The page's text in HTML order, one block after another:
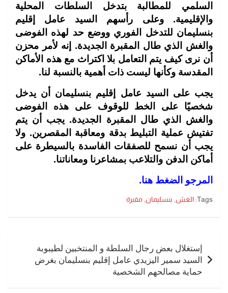
السلمي للمطالبة بتدخل السلطات المحلية
والإقليمية. وعلى رأسهم السيد عامل إقليم
بنسليمان للتدخل الفوري ووضع حد لهذه الفوضى
والغش الذي طال المقبرة الجديدة. إنه لأمر محزن
أن نرى كيف يتم التعامل بلا اكتراث مع هذه الأماكن
المقدسة وكأنها ليست ذات أهمية بالنسبة لنا.
يجب على السيد عامل إقليم بنسليمان أن يدخل
شخصيًا على الخط للوقوف على هذه الفوضى
والغش الذي طال المقبرة الجديدة. يجب أن يتم
تفتيش عملية التبليط بدقة ومعاقبة المقصرين. ولا
يجب أن نسمح للصفقات الفاسدة بالسيطرة على
أماكن الدفن والتلاعب بمشاعرنا ومعاناتنا.
المرجو الضغط هنا.
Tags: الغش, بنسليمان, مقبرة
المقالاتإستغلال بعض رجال السلطة و المنتخبين لطيبوبة
السيد سمير اليزيدي عامل إقليم بنسليمان بغرض
حماية مصالحهم الشخصية